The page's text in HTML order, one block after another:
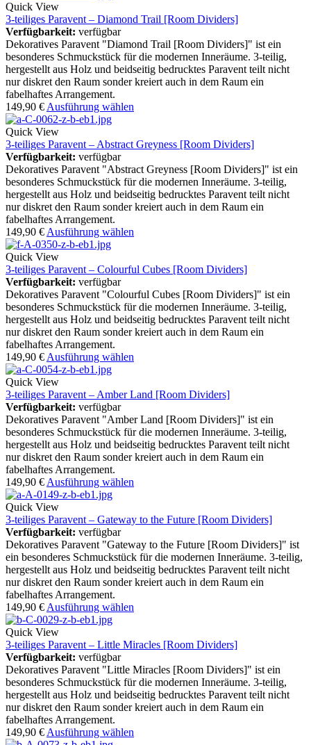
Quick View
3-teiliges Paravent – Diamond Trail [Room Dividers]
Verfügbarkeit: verfügbar
Dekoratives Paravent "Diamond Trail [Room Dividers]" ist ein
besonderes Schmuckstück für die modernen Inneräume. 3-teilig,
hergestellt aus Holz und beidseitig bedrucktes Paravent teilt nicht
nur diskret den Raum sonder kreiert auch in dem Raum ein
fabelhaftes Arrangement.
149,90 € Ausführung wählen
Quick View
3-teiliges Paravent – Abstract Greyness [Room Dividers]
Verfügbarkeit: verfügbar
Dekoratives Paravent "Abstract Greyness [Room Dividers]" ist ein
besonderes Schmuckstück für die modernen Inneräume. 3-teilig,
hergestellt aus Holz und beidseitig bedrucktes Paravent teilt nicht
nur diskret den Raum sonder kreiert auch in dem Raum ein
fabelhaftes Arrangement.
149,90 € Ausführung wählen
Quick View
3-teiliges Paravent – Colourful Cubes [Room Dividers]
Verfügbarkeit: verfügbar
Dekoratives Paravent "Colourful Cubes [Room Dividers]" ist ein
besonderes Schmuckstück für die modernen Inneräume. 3-teilig,
hergestellt aus Holz und beidseitig bedrucktes Paravent teilt nicht
nur diskret den Raum sonder kreiert auch in dem Raum ein
fabelhaftes Arrangement.
149,90 € Ausführung wählen
Quick View
3-teiliges Paravent – Amber Land [Room Dividers]
Verfügbarkeit: verfügbar
Dekoratives Paravent "Amber Land [Room Dividers]" ist ein
besonderes Schmuckstück für die modernen Inneräume. 3-teilig,
hergestellt aus Holz und beidseitig bedrucktes Paravent teilt nicht
nur diskret den Raum sonder kreiert auch in dem Raum ein
fabelhaftes Arrangement.
149,90 € Ausführung wählen
Quick View
3-teiliges Paravent – Gateway to the Future [Room Dividers]
Verfügbarkeit: verfügbar
Dekoratives Paravent "Gateway to the Future [Room Dividers]" ist
ein besonderes Schmuckstück für die modernen Inneräume. 3-teilig,
hergestellt aus Holz und beidseitig bedrucktes Paravent teilt nicht
nur diskret den Raum sonder kreiert auch in dem Raum ein
fabelhaftes Arrangement.
149,90 € Ausführung wählen
Quick View
3-teiliges Paravent – Little Miracles [Room Dividers]
Verfügbarkeit: verfügbar
Dekoratives Paravent "Little Miracles [Room Dividers]" ist ein
besonderes Schmuckstück für die modernen Inneräume. 3-teilig,
hergestellt aus Holz und beidseitig bedrucktes Paravent teilt nicht
nur diskret den Raum sonder kreiert auch in dem Raum ein
fabelhaftes Arrangement.
149,90 € Ausführung wählen